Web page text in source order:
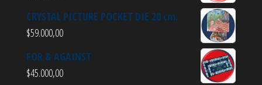
CRYSTAL PICTURE POCKET DIE 20 cm.
$59.000,00
FOR & AGAINST
$45.000,00